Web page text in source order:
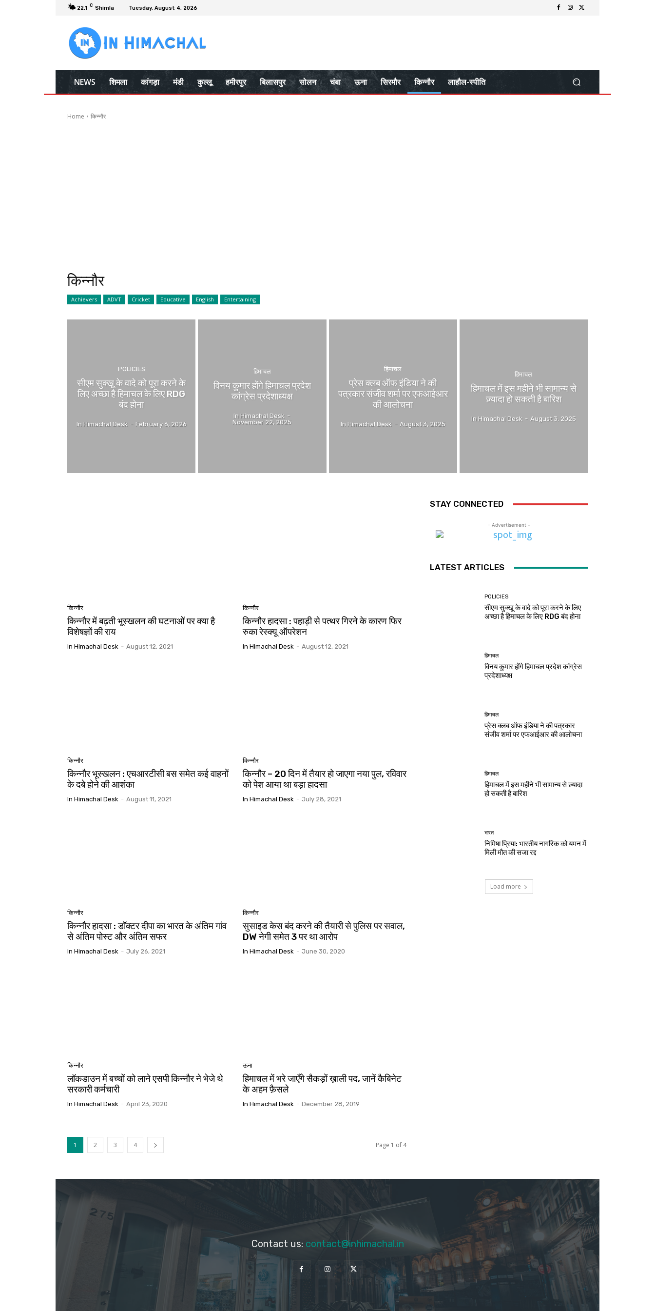
22.1 C Shimla Tuesday, August 4, 2026
NEWS शिमला कांगड़ा मंडी कुल्लू हमीरपुर बिलासपुर सोलन चंबा ऊना सिरमौर किन्नौर लाहौल-स्पीति
Home किन्नौर
किन्नौर
Achievers ADVT Cricket Educative English Entertaining
POLICIES
सीएम सुक्खू के वादे को पूरा करने के
लिए अच्छा है हिमाचल के लिए RDG
बंद होना
In Himachal Desk - February 6, 2026
हिमाचल
विनय कुमार होंगे हिमाचल प्रदेश
कांग्रेस प्रदेशाध्यक्ष
In Himachal Desk -
November 22, 2025
हिमाचल
प्रेस क्लब ऑफ इंडिया ने की
पत्रकार संजीव शर्मा पर एफआईआर
की आलोचना
In Himachal Desk - August 3, 2025
हिमाचल
हिमाचल में इस महीने भी सामान्य से
ज़्यादा हो सकती है बारिश
In Himachal Desk - August 3, 2025
किन्नौर
किन्नौर में बढ़ती भूस्खलन की घटनाओं पर क्या है
विशेषज्ञों की राय
In Himachal Desk - August 12, 2021
किन्नौर
किन्नौर हादसा : पहाड़ी से पत्थर गिरने के कारण फिर
रुका रेस्क्यू ऑपरेशन
In Himachal Desk - August 12, 2021
किन्नौर
किन्नौर भूस्खलन : एचआरटीसी बस समेत कई वाहनों
के दबे होने की आशंका
In Himachal Desk - August 11, 2021
किन्नौर
किन्नौर – 20 दिन में तैयार हो जाएगा नया पुल, रविवार
को पेश आया था बड़ा हादसा
In Himachal Desk - July 28, 2021
किन्नौर
किन्नौर हादसा : डॉक्टर दीपा का भारत के अंतिम गांव
से अंतिम पोस्ट और अंतिम सफर
In Himachal Desk - July 26, 2021
किन्नौर
सुसाइड केस बंद करने की तैयारी से पुलिस पर सवाल,
DW नेगी समेत 3 पर था आरोप
In Himachal Desk - June 30, 2020
किन्नौर
लॉकडाउन में बच्चों को लाने एसपी किन्नौर ने भेजे थे
सरकारी कर्मचारी
In Himachal Desk - April 23, 2020
ऊना
हिमाचल में भरे जाएँगे सैकड़ों ख़ाली पद, जानें कैबिनेट
के अहम फ़ैसले
In Himachal Desk - December 28, 2019
1 2 3 4 Page 1 of 4
STAY CONNECTED
- Advertisement -
LATEST ARTICLES
POLICIES
सीएम सुक्खू के वादे को पूरा करने के लिए
अच्छा है हिमाचल के लिए RDG बंद होना
हिमाचल
विनय कुमार होंगे हिमाचल प्रदेश कांग्रेस
प्रदेशाध्यक्ष
हिमाचल
प्रेस क्लब ऑफ इंडिया ने की पत्रकार
संजीव शर्मा पर एफआईआर की आलोचना
हिमाचल
हिमाचल में इस महीने भी सामान्य से ज़्यादा
हो सकती है बारिश
भारत
निमिषा प्रिया: भारतीय नागरिक को यमन में
मिली मौत की सजा रद्द
Load more
Contact us: contact@inhimachal.in